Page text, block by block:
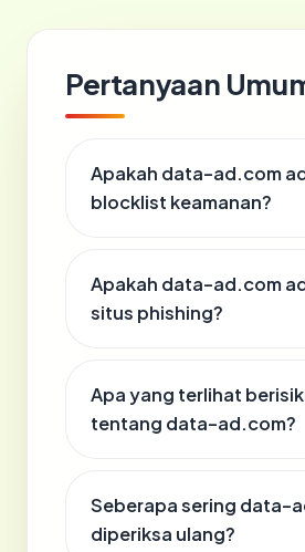
Pertanyaan
Apakah data-ad.com
blocklist keamanan?
Apakah data-ad.com
situs phishing?
Apa yang terlihat
tentang data-ad.com?
Seberapa sering data-
diperiksa ulang?